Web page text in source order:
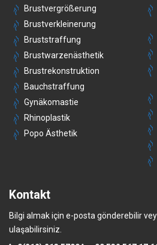
Brustvergrößerung
Brustverkleinerung
Bruststraffung
Brustwarzenästhetik
Brustrekonstruktion
Bauchstraffung
Gynäkomastie
Rhinoplastik
Popo Ästhetik
Kontakt
Bilgi almak için e-posta gönderebilir
ulaşabilirsiniz.